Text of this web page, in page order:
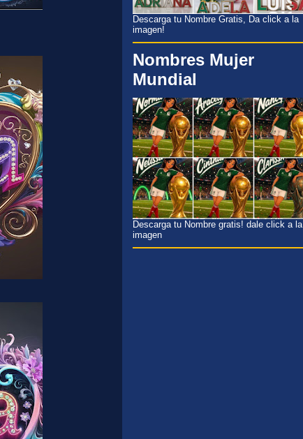
Descarga tu Nombre Gratis, Da click a la
imagen!
Nombres Mujer
Mundial
Descarga tu Nombre gratis! dale click a la
imagen